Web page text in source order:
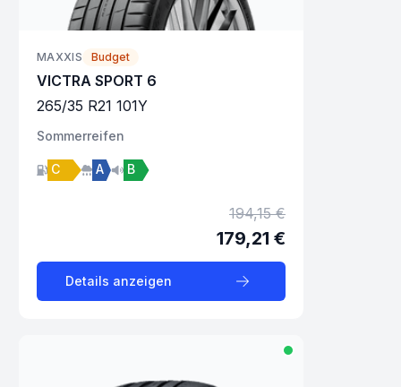
MAXXIS Budget
VICTRA SPORT 6
265/35 R21 101Y
Sommerreifen
C A B
194,15 €
179,21 €
Details anzeigen